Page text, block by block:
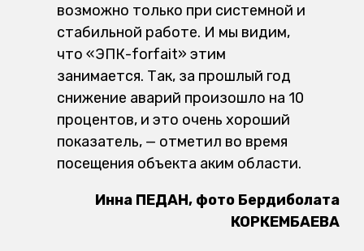
возможно только при системной и
стабильной работе. И мы видим,
что «ЭПК-forfait» этим
занимается. Так, за прошлый год
снижение аварий произошло на 10
процентов, и это очень хороший
показатель, — отметил во время
посещения объекта аким области.
Инна ПЕДАН, фото Бердиболата
КОРКЕМБАЕВА